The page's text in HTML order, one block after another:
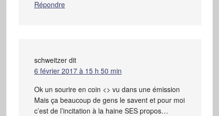
Répondre
schweitzer dit
6 février 2017 à 15 h 50 min
Ok un sourire en coin <> vu dans une émission
Mais ça beaucoup de gens le savent et pour moi
c’est de l’incitation à la haine SES propos…